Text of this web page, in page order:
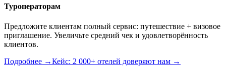
Туроператорам
Предложите клиентам полный сервис: путешествие + визовое
приглашение. Увеличьте средний чек и удовлетворённость
клиентов.
Подробнее →Кейс: 2 000+ отелей доверяют нам →